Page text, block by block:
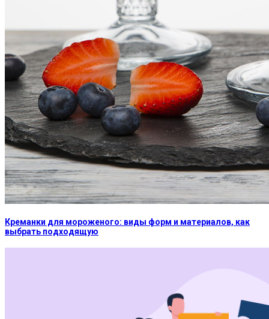
Креманки для мороженого: виды форм и материалов, как
выбрать подходящую